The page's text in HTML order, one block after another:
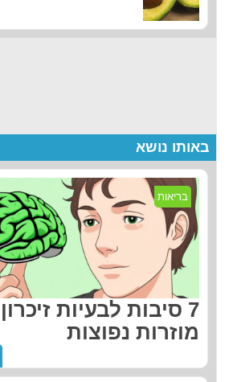
באותו נושא
בריאות
7 סיבות לבעיות זיכרון
מוזרות נפוצות